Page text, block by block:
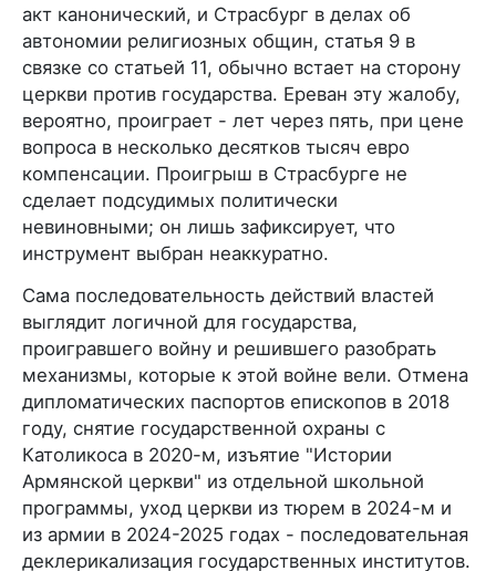
акт канонический, и Страсбург в делах об
автономии религиозных общин, статья 9 в
связке со статьей 11, обычно встает на сторону
церкви против государства. Ереван эту жалобу,
вероятно, проиграет - лет через пять, при цене
вопроса в несколько десятков тысяч евро
компенсации. Проигрыш в Страсбурге не
сделает подсудимых политически
невиновными; он лишь зафиксирует, что
инструмент выбран неаккуратно.
Сама последовательность действий властей
выглядит логичной для государства,
проигравшего войну и решившего разобрать
механизмы, которые к этой войне вели. Отмена
дипломатических паспортов епископов в 2018
году, снятие государственной охраны с
Католикоса в 2020-м, изъятие "Истории
Армянской церкви" из отдельной школьной
программы, уход церкви из тюрем в 2024-м и
из армии в 2024-2025 годах - последовательная
деклерикализация государственных институтов.